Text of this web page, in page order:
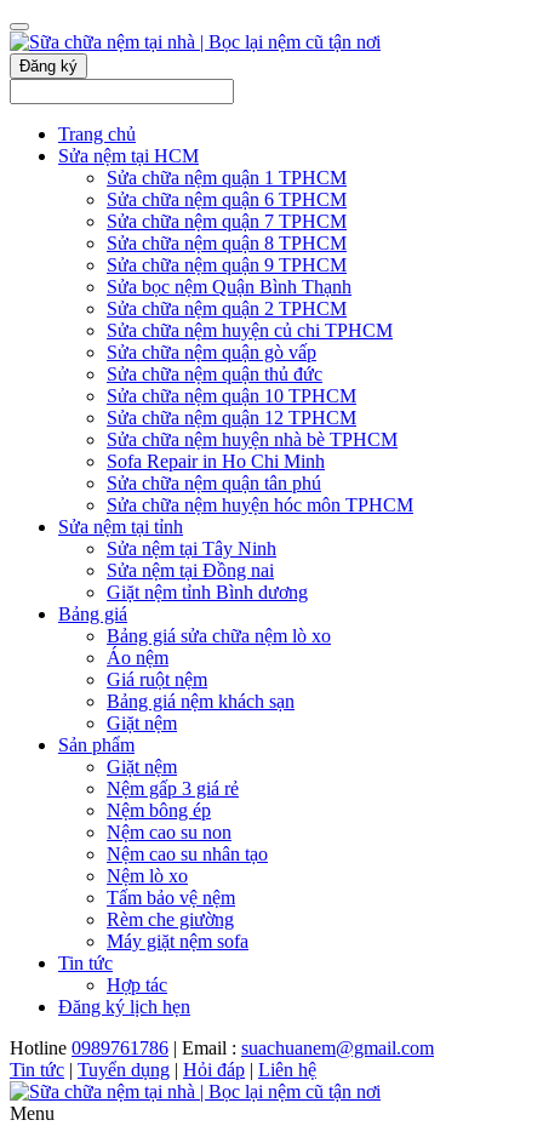
Đăng ký
Trang chủ
Sửa nệm tại HCM
Sửa chữa nệm quận 1 TPHCM
Sửa chữa nệm quận 6 TPHCM
Sửa chữa nệm quận 7 TPHCM
Sửa chữa nệm quận 8 TPHCM
Sửa chữa nệm quận 9 TPHCM
Sửa bọc nệm Quận Bình Thạnh
Sửa chữa nệm quận 2 TPHCM
Sửa chữa nệm huyện củ chi TPHCM
Sửa chữa nệm quận gò vấp
Sửa chữa nệm quận thủ đức
Sửa chữa nệm quận 10 TPHCM
Sửa chữa nệm quận 12 TPHCM
Sửa chữa nệm huyện nhà bè TPHCM
Sofa Repair in Ho Chi Minh
Sửa chữa nệm quận tân phú
Sửa chữa nệm huyện hóc môn TPHCM
Sửa nệm tại tỉnh
Sửa nệm tại Tây Ninh
Sửa nệm tại Đồng nai
Giặt nệm tỉnh Bình dương
Bảng giá
Bảng giá sửa chữa nệm lò xo
Áo nệm
Giá ruột nệm
Bảng giá nệm khách sạn
Giặt nệm
Sản phẩm
Giặt nệm
Nệm gấp 3 giá rẻ
Nệm bông ép
Nệm cao su non
Nệm cao su nhân tạo
Nệm lò xo
Tấm bảo vệ nệm
Rèm che giường
Máy giặt nệm sofa
Tin tức
Hợp tác
Đăng ký lịch hẹn
Hotline 0989761786 | Email : suachuanem@gmail.com
Tin tức | Tuyển dụng | Hỏi đáp | Liên hệ
Menu